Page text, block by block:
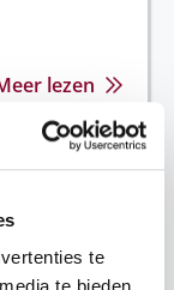
te
lezen
vzw
betere